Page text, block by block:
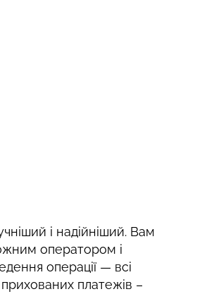
і надійніший. Вам
оператором і
операції — всі
платежів –